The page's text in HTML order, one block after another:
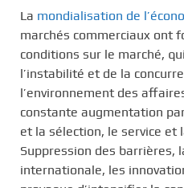
La mondialisation de
marchés commerciaux ont
conditions sur le marché,
l’instabilité et de la
l’environnement des
constante augmentation
et la sélection, le service et
Suppression des barrières,
internationale, les